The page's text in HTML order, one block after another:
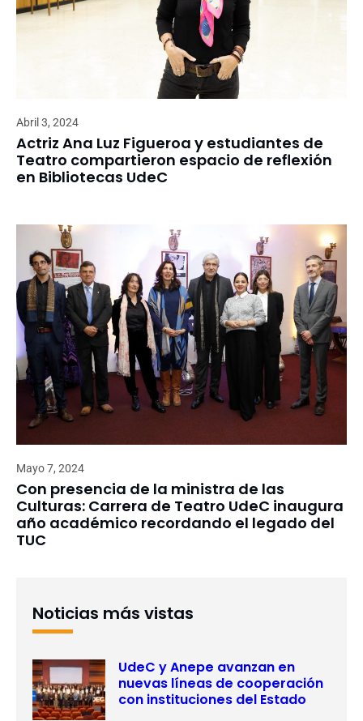
Abril 3, 2024
Actriz Ana Luz Figueroa y estudiantes de
Teatro compartieron espacio de reflexión
en Bibliotecas UdeC
Mayo 7, 2024
Con presencia de la ministra de las
Culturas: Carrera de Teatro UdeC inaugura
año académico recordando el legado del
TUC
Noticias más vistas
UdeC y Anepe avanzan en
nuevas líneas de cooperación
con instituciones del Estado